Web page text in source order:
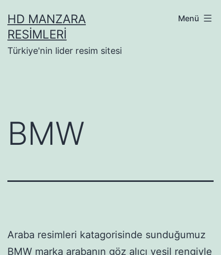
geçHD MANZARA
RESIMLERI
Türkiye'nin lider resim sitesi
Menü
BMW
Araba resimleri katagorisinde sunduğumuz
BMW marka arabanın göz alıcı yeşil rengiyle